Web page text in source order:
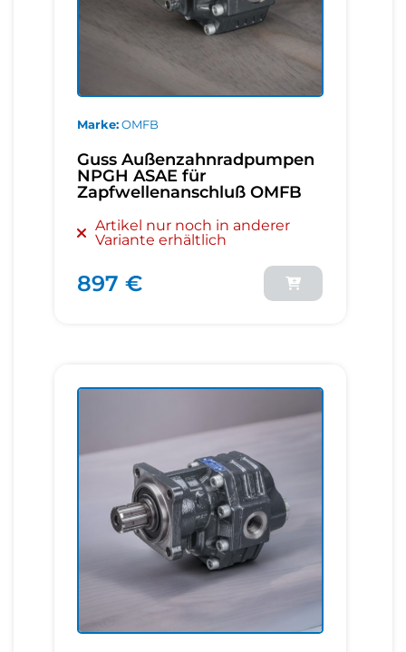
Marke OMFB
Guss Außenzahnradpumpen
NPGH ASAE für
Zapfwellenanschluß OMFB
Artikel nur noch in anderer
Variante erhältlich
897 €